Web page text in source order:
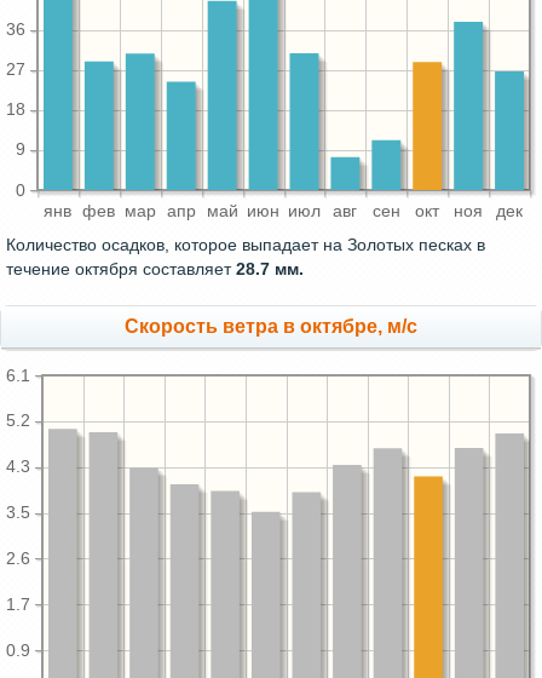
янв фев мар апр май июн июл авг сен окт ноя дек
0
9
18
27
36
Количество осадков, которое выпадает на Золотых песках в
течение октября составляет28.7 мм.
Скорость ветра в октябре, м/с
0.9
1.7
2.6
3.5
4.3
5.2
6.1